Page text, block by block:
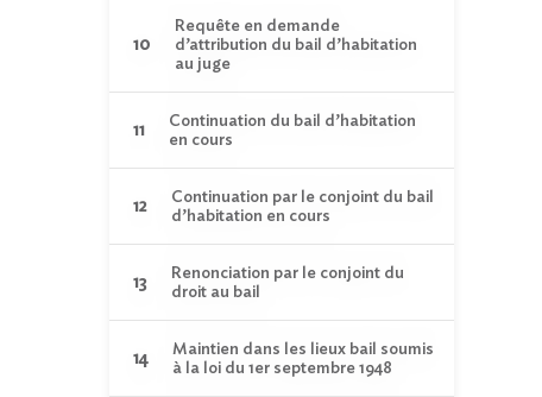
Requête en demande
d’attribution du bail d’habitation
au juge
Continuation du bail d’habitation
en cours
Continuation par le conjoint du bail
d’habitation en cours
Renonciation par le conjoint du
droit au bail
Maintien dans les lieux bail soumis
à la loi du 1er septembre 1948